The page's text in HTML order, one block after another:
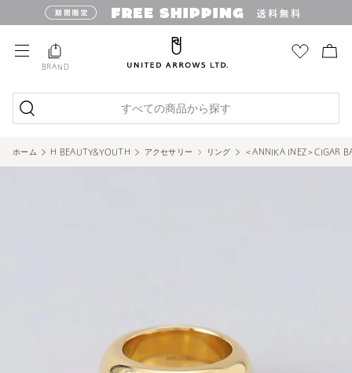
BRAND
すべての商品から探す
ホーム H BEAUTY&YOUTH アクセサリー リング ＜ANNIKA INEZ＞CIGAR